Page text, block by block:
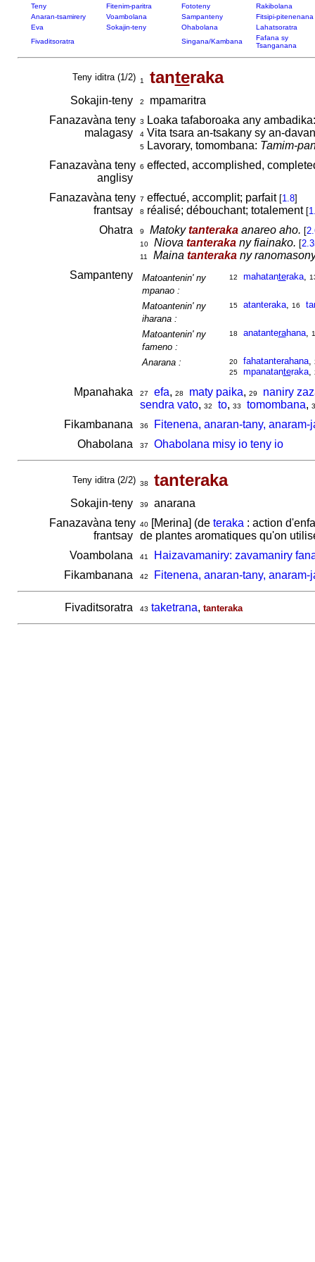
Teny Fitenim-paritra Fototeny
Rakibolana
Anaran-tsamirery
Voambolana Sampanteny
Fitsipi-pitenenana
Eva
Sokajin-teny Ohabolana
Lahatsoratra
Fivaditsoratra
Singana/Kambana
Fafana sy
Tsanganana
Teny iditra (1/2) 1 tanteraka
Sokajin-teny 2
mpamaritra
Fanazavàna teny
malagasy
3 Loaka tafaboroaka any
4Vita tsara an-tsakany sy an-
5Lavorary, tomombana: Tamim-
Fanazavàna teny
anglisy
6 effected, accomplished,
Fanazavàna teny
frantsay
7 effectué, accomplit; parfait [1.8]
8 réalisé; débouchant; totalement [
Ohatra 9 Matokytanterakaanareo aho. [
10 Niova tanterakany fiainako. [
11 Maina tanterakany
Sampanteny
Matoantenin' ny
mpanao :
12 mahatanteraka,
Matoantenin' ny
iharana :
15 atanteraka, 16
Matoantenin' ny
fameno :
18 anatanterahana,
Anarana : 20 fahatanterahana,
25
mpanatanteraka,
Mpanahaka 27 efa, 28 maty paika, 29
naniry
sendra vato, 32 to, 33 tomombana,
Fikambanana 36
Fitenena, anaran-tany,
Ohabolana
37 Ohabolana misy io teny io
Teny iditra (2/2) 38 tanteraka
Sokajin-teny 39
anarana
Fanazavàna teny
frantsay
40[Merina] (de teraka : action
de plantes aromatiques qu'on
Voambolana
41
Haizavamaniry: zavamaniry
Fikambanana
42 Fitenena, anaran-tany,
Fivaditsoratra 43 taketrana, tanteraka